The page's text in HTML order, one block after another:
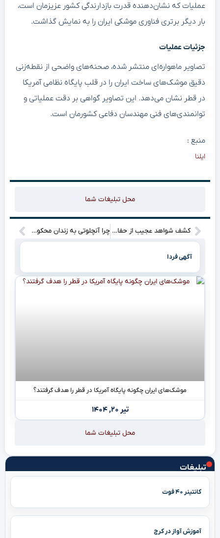
تبلیغات
کانتینر ۴۰ فوت
آموزش آواز در کرج
عملیات که نشان‌دهنده قدرت بازدارندگی کشور عزیزمان است،
بار دیگر برتری فناوری موشکی ایران را به نمایش گذاشت.
جزئیات عملیات
تصاویر ماهواره‌ای منتشر شده، صحنه‌های واضحی از نقطه‌زنی
دقیق موشک‌های ساخت ایران را در قلب پایگاه نظامی آمریکا
در قطر نشان می‌دهد. این تصاویر گواهی بر دقت عملیاتی و
توانمندی‌های فنی مهندسان دفاعی کشورمان است.
منبع :
ایلنا
محل تبلیغات شما
کشف شواهد عجیب از حفاری های پنهانی در امامزاده عبدالله(ع) – راز گنج پنهان چیست؟ چرا آنچلوتی به زندان محکوم شد؟ راز پشت پرده این حکم جنجالی چیست!
آگهی فردا
موشک‌های ایران چگونه پایگاه آمریکا در قطر را هدف گرفتند؟
تیر ۲۰, ۱۴۰۴
محل تبلیغات شما